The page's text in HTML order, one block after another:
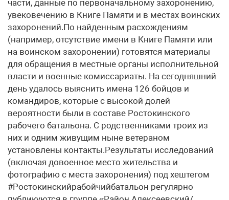
части, данные по первоначальному захоронению,
увековечению в Книге Памяти и в местах воинских
захоронений.По найденным расхождениям
(например, отсутствие имени в Книге Памяти или
на воинском захоронении) готовятся материалы
для обращения в местные органы исполнительной
власти и военные комиссариаты. На сегодняшний
день удалось выяснить имена 126 бойцов и
командиров, которые с высокой долей
вероятности были в составе Ростокинского
рабочего батальона. С родственниками троих из
них и одним живущим ныне ветераном
установлены контакты.Результаты исследований
(включая довоенное место жительства и
фотографию с места захоронения) под хештегом
#Ростокинскийрабойчийбатальон регулярно